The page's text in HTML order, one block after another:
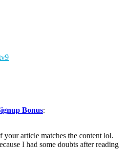
Bonus:
your article matches the content lol.
I had some doubts after reading